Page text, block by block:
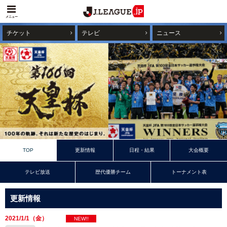
メニュー
チケット テレビ ニュース
TOP 更新情報 日程・結果 大会概要
テレビ放送 歴代優勝チーム トーナメント表
更新情報
2021/1/1（金） NEW!!